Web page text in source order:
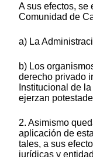
A sus efectos, se
Comunidad de
a) La
b) Los
derecho privado
Institucional de
ejerzan
2. Asimismo
aplicación de
tales, a sus
jurídicas y